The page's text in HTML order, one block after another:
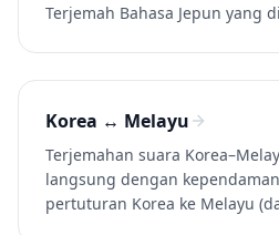
Terjemah Bahasa Jepun yang
secara percuma.
Korea ↔ Melayu
Terjemahan suara
langsung dengan
pertuturan Korea ke Melayu